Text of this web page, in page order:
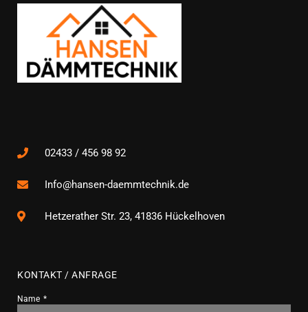
02433 / 456 98 92
Info@hansen-daemmtechnik.de
Hetzerather Str. 23, 41836 Hückelhoven
KONTAKT / ANFRAGE
Name